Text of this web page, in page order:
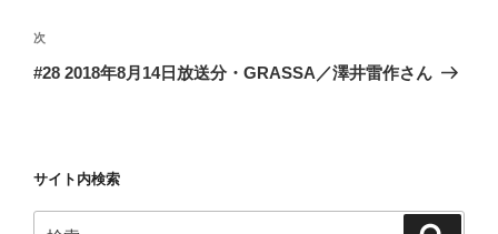
ゲ
ー
次
の
次
#28 2018年8月14日放送分・GRASSA／澤井雷作さん
サイト内検索